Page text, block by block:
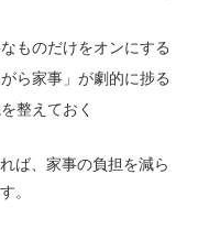
ものだけをオンにする
ら家事」が劇的に捗る
整えておく
ば、家事の負担を減ら
。